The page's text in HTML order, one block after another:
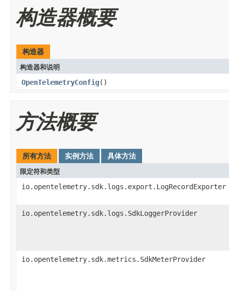
构造器概要
构造器
构造器和说明
OpenTelemetryConfig()
方法概要
所有方法 实例方法 具体方法
限定符和类型
io.opentelemetry.sdk.logs.export.LogRecordExporter
io.opentelemetry.sdk.logs.SdkLoggerProvider
io.opentelemetry.sdk.metrics.SdkMeterProvider